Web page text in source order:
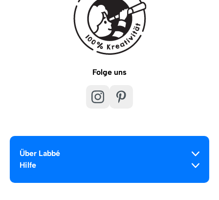
Folge uns
Über Labbé
Hilfe